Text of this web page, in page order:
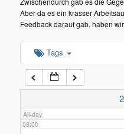
primary
content
Aber da es ein krasser
Feedback darauf gab, haben
Tags
All-day
05:00
06:00
07:00
08:00